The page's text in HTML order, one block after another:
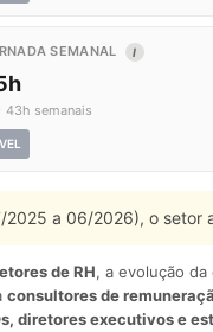
SEMANAL I
semanais
2025 a 06/2026), o setor
de RH, a evolução
consultores de
diretores executivos e